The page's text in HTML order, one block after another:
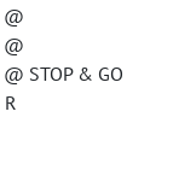
STOP & GO